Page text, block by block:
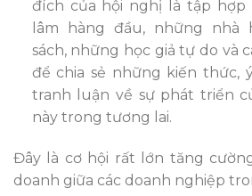
đích của hội nghị là tập hợp
lâm hàng đầu, những nhà
sách, những học giả tự do và
để chia sẻ những kiến thức,
tranh luận về sự phát triển
này trong tương lai.
Đây là cơ hội rất lớn tăng
doanh giữa các doanh nghiệp